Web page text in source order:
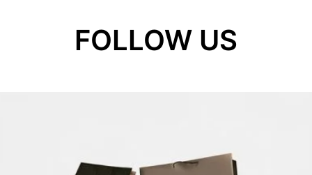
FOLLOW US